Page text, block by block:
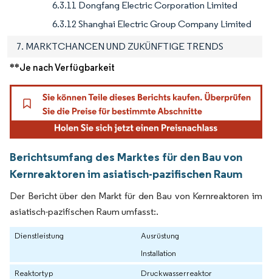
6.3.11 Dongfang Electric Corporation Limited
6.3.12 Shanghai Electric Group Company Limited
7. MARKTCHANCEN UND ZUKÜNFTIGE TRENDS
**Je nach Verfügbarkeit
Berichtsumfang des Marktes für den Bau von
Kernreaktoren im asiatisch-pazifischen Raum
Der Bericht über den Markt für den Bau von Kernreaktoren im
asiatisch-pazifischen Raum umfasst:.
Dienstleistung
Ausrüstung
Installation
Reaktortyp
Druckwasserreaktor